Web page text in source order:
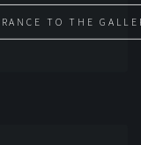
TO THE